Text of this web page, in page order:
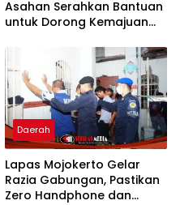
Asahan Serahkan Bantuan
untuk Dorong Kemajuan
Sentang
Daerah
Lapas Mojokerto Gelar
Razia Gabungan, Pastikan
Zero Handphone dan